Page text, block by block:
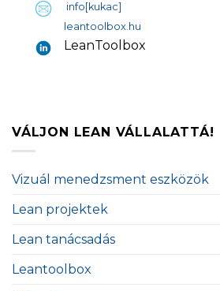
info[kukac]
leantoolbox.hu
LeanToolbox
VÁLJON LEAN VÁLLALATTÁ!
Vizuál menedzsment eszközök
Lean projektek
Lean tanácsadás
Leantoolbox